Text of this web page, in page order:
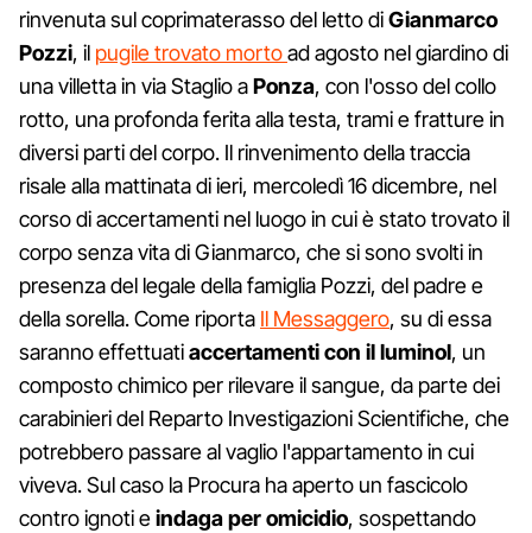
rinvenuta sul coprimaterasso del letto diGianmarco
Pozzi, il pugile trovato mortoad agosto nel giardino di
una villetta in via Staglio aPonza, con l'osso del collo
rotto, una profonda ferita alla testa, trami e fratture in
diversi parti del corpo. Il rinvenimento della traccia
risale alla mattinata di ieri, mercoledì 16 dicembre, nel
corso di accertamenti nel luogo in cui è stato trovato il
corpo senza vita di Gianmarco, che si sono svolti in
presenza del legale della famiglia Pozzi, del padre e
della sorella. Come riporta Il Messaggero, su di essa
saranno effettuatiaccertamenti con il luminol, un
composto chimico per rilevare il sangue, da parte dei
carabinieri del Reparto Investigazioni Scientifiche, che
potrebbero passare al vaglio l'appartamento in cui
viveva. Sul caso la Procura ha aperto un fascicolo
contro ignoti eindaga per omicidio, sospettando